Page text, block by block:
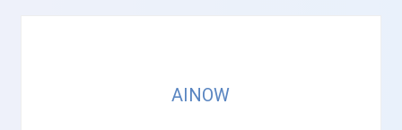
AINOW